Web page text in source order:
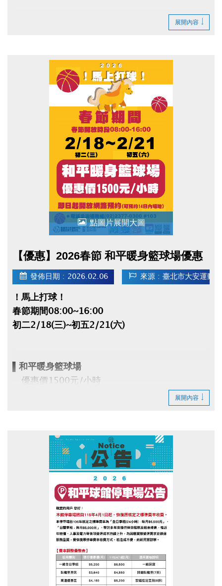
● 停車場非營業時間不得進出，場內車輛停車費持
● 臨停客及日間季租客人，最晚須於
2/15(日)23:00前離場，否則須等到
2/18(三)08:00才可取車，且費用會一直累績計
● 2/18(三)~2/21(六)臨停客人，最晚須於當日
16:00前離場，否則須等到隔日營業時間才可取
車，且費用會一直累績計算！
展開內容
點圖片展開大圖
【優惠】2026春節 和平暖身籃球場優惠
發佈日期 : 2026.02.06 來源 : 臺北市大安運動
！馬上打球！
春節期間08:00~16:00
初二2/18(三)~初五2/21(六)
▌和平暖身籃球場
優惠價1500元/小時
即日起開放網路預約(可預約14日內場地)
網路預約請點我(開啟新視窗)
▪︎ 大安APP 長佳Sports+ APP傳送門⬇
APPLE 傳送門點我(開啟新視窗)
google play 傳送門點我(開啟新視窗)
電話洽詢 場務組(02)2377-0300分機103、104
展開內容